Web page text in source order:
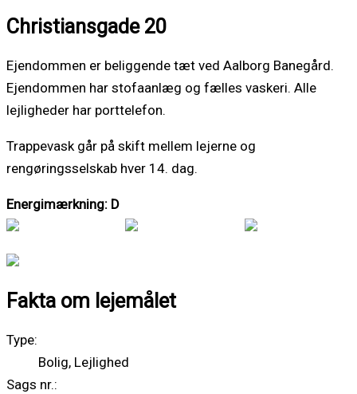
Christiansgade 20
Ejendommen er beliggende tæt ved Aalborg Banegård.
Ejendommen har stofaanlæg og fælles vaskeri. Alle
lejligheder har porttelefon.
Trappevask går på skift mellem lejerne og
rengøringsselskab hver 14. dag.
Energimærkning: D
Fakta om lejemålet
Type:
Bolig, Lejlighed
Sags nr.: